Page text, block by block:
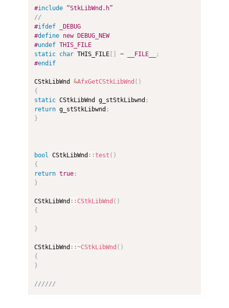
#include “StkLibWnd.h”
//
#ifdef _DEBUG
#define new DEBUG_NEW
#undef THIS_FILE
static char THIS_FILE [ ] = __FILE__
;
#endif
CStkLibWnd &AfxGetCStkLibWnd ( )
{
static CStkLibWnd g_stStkLibwnd ;
return g_stStkLibwnd ;
}
bool CStkLibWnd ::test ( )
{
return true ;
}
CStkLibWnd ::CStkLibWnd ( )
{
}
CStkLibWnd ::~CStkLibWnd ( )
{
}
//////